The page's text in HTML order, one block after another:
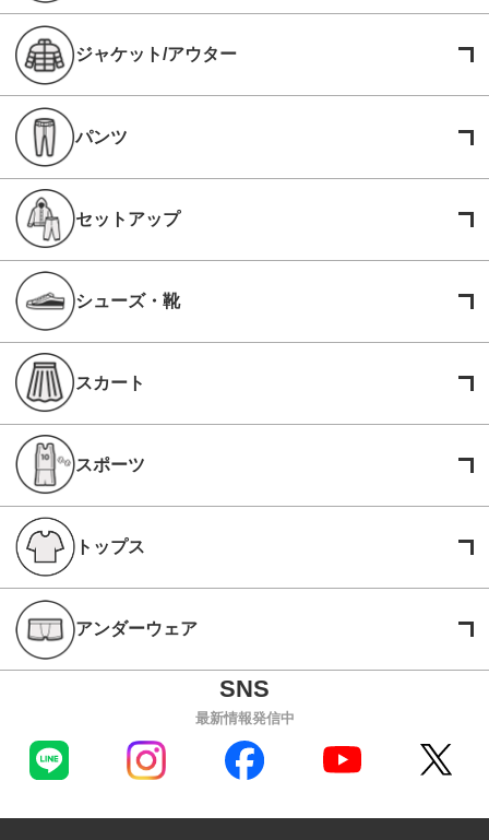
ジャケット/アウター
パンツ
セットアップ
シューズ・靴
スカート
スポーツ
トップス
アンダーウェア
最新情報発信中